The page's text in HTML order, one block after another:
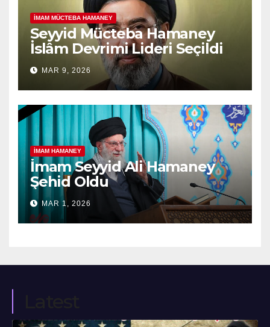
İMAM MÜCTEBA HAMANEY
Seyyid Mücteba Hamaney
İslâm Devrimi Lideri Seçildi
MAR 9, 2026
İMAM HAMANEY
İmam Seyyid Ali Hamaney
Şehid Oldu
MAR 1, 2026